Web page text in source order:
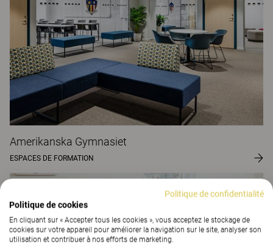
Amerikanska Gymnasiet
ESPACES DE FORMATION
Politique de confidentialité
Politique de cookies
En cliquant sur « Accepter tous les cookies », vous acceptez le stockage de
cookies sur votre appareil pour améliorer la navigation sur le site, analyser son
utilisation et contribuer à nos efforts de marketing.